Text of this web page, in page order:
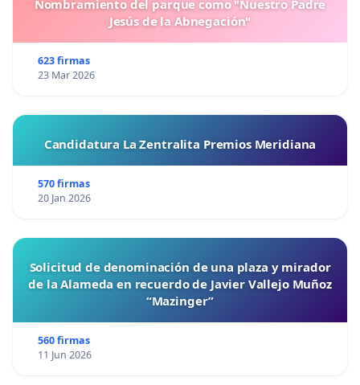
Nombramiento del parque como "Nuestro Padre
Jesús de la Abnegación"
623 firmas
23 Mar 2026
Candidatura La Zentralita Premios Meridiana
570 firmas
20 Jan 2026
Solicitud de denominación de una plaza y mirador
de la Alameda en recuerdo de Javier Vallejo Muñoz
“Mazinger”
560 firmas
11 Jun 2026